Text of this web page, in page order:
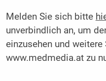
Melden Sie sich bitte
unverbindlich an, um
einzusehen und weitere
www.medmedia.at zu